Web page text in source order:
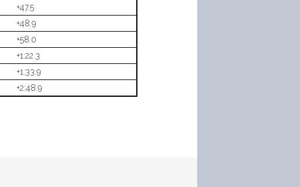
+47.5
+48.9
+58.0
+1:22.3
+1:33.9
+2:48.9